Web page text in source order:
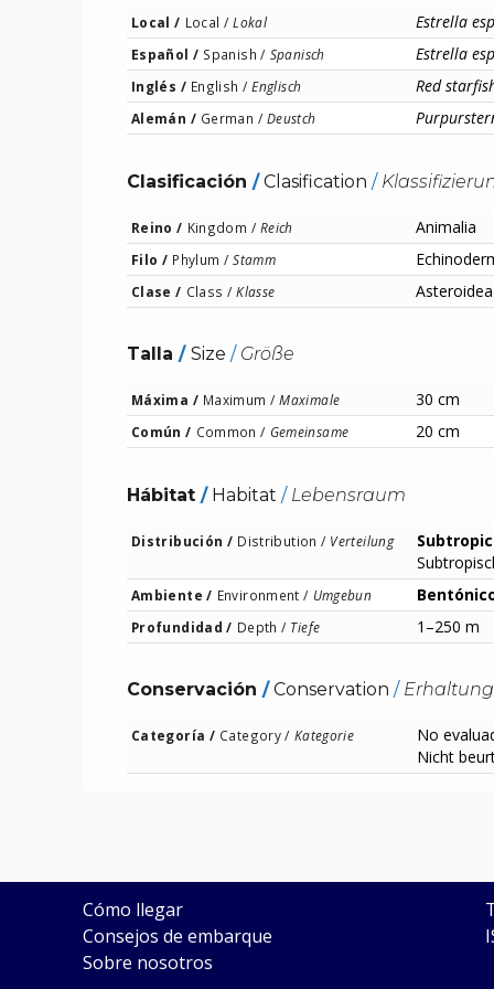
Local / Local / Lokal Estrella
Español / Spanish / Spanisch Estrella
Inglés / English / Englisch Red
Alemán / German / Deustch
Clasificación / Clasification /
Reino / Kingdom / Reich Animalia
Filo / Phylum / Stamm
Clase / Class / Klasse Asteroidea
Talla / Size / Größe
Máxima / Maximum / Maximale 30 cm
Común / Common / Gemeinsame 20 cm
Hábitat / Habitat / Lebensraum
Distribución / Distribution / Verteilung
Ambiente / Environment / Umgebun
Profundidad / Depth / Tiefe 1–250 m
Conservación / Conservation / Erhaltung
Categoría / Category / Kategorie No
Nicht
Cómo llegar
Consejos de embarque
Sobre nosotros